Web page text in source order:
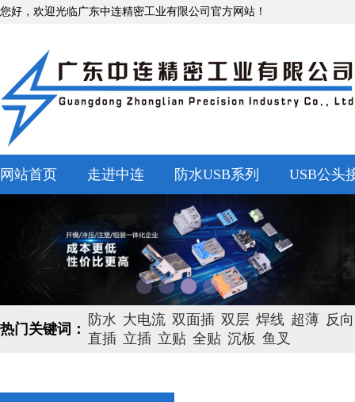
您好，欢迎光临广东中连精密工业有限公司官方网站！
网站首页 走进中连 防水USB系列 USB公头
热门关键词：
防水 大电流 双面插 双层 焊线 超薄 反向
直插 立插 立贴 全贴 沉板 鱼叉